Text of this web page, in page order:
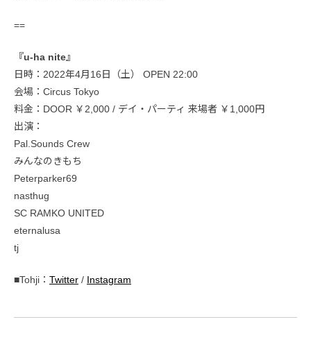
==
『u-ha nite』
日時：2022年4月16日（土） OPEN 22:00
会場：Circus Tokyo
料金：DOOR ￥2,000 / デイ・パーティ 来場者 ￥1,000円
出演：
Pal.Sounds Crew
みんなのきもち
Peterparker69
nasthug
SC RAMKO UNITED
eternalusa
tj
■Tohji： Twitter / Instagram